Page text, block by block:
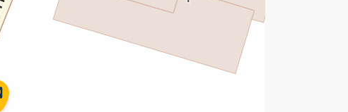
Перекази
Комунальні та інші платежі